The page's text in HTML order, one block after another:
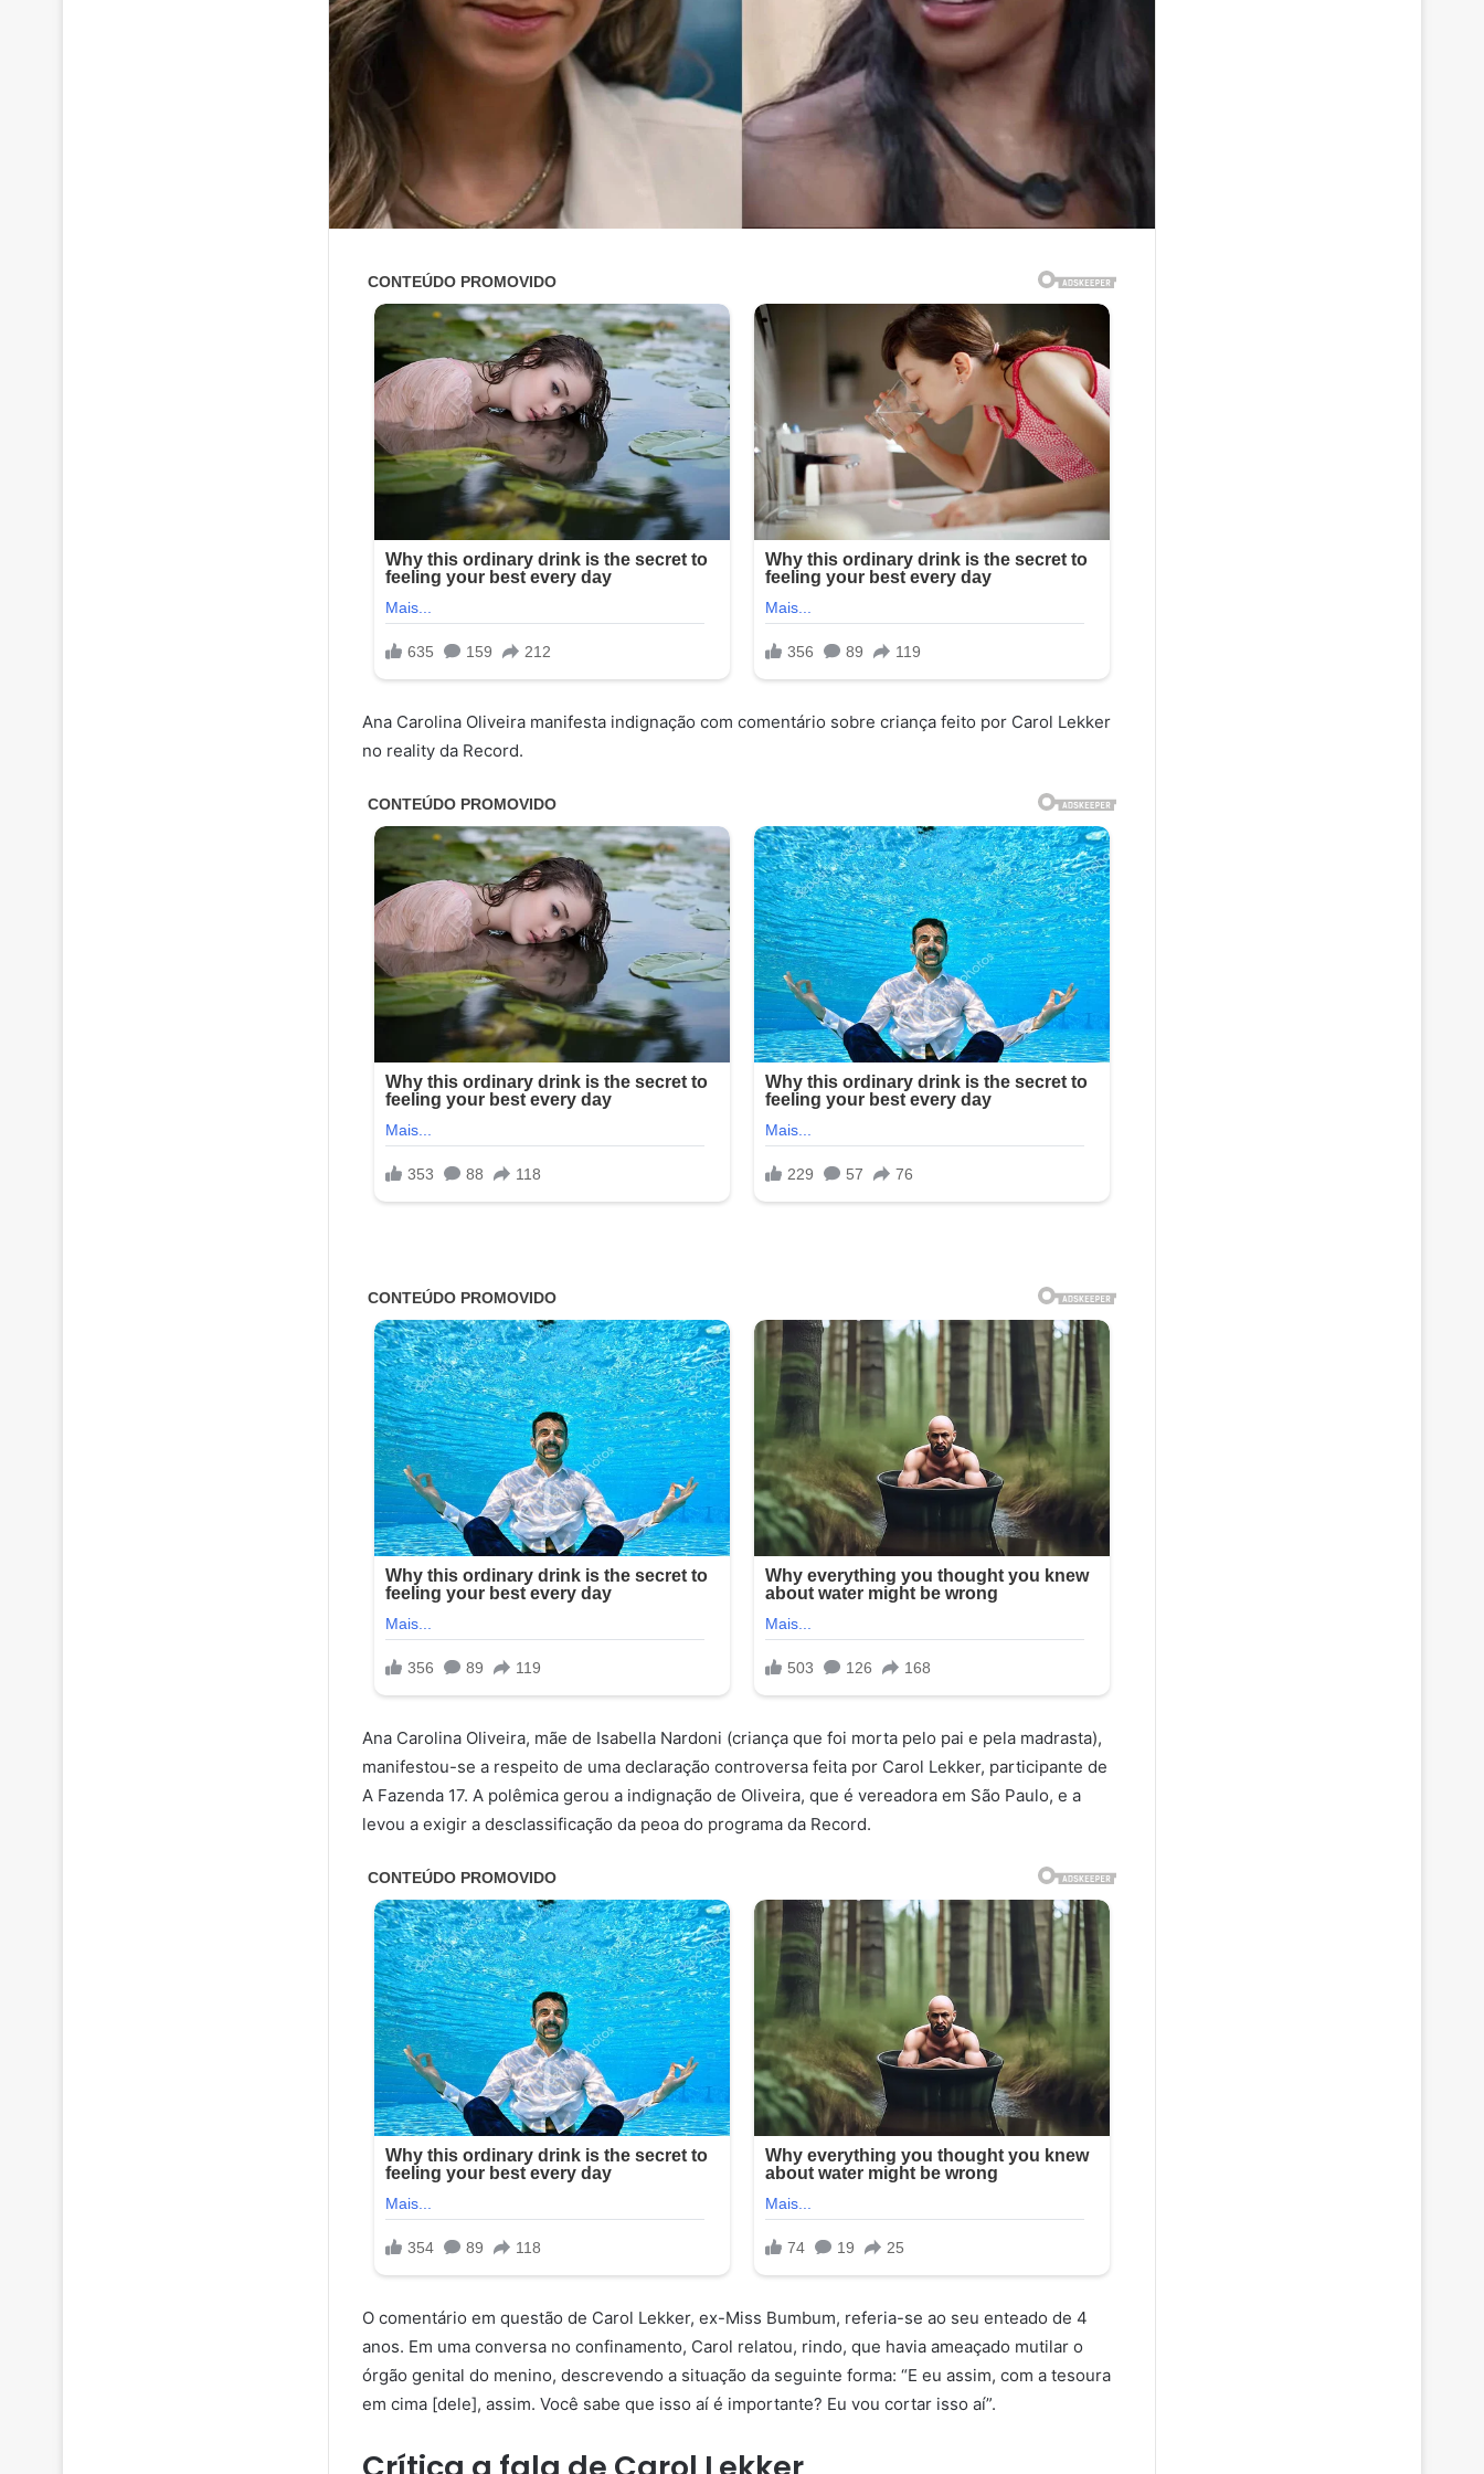
Ana Carolina Oliveira manifesta indignação com comentário sobre criança feito por Carol Lekker
no reality da Record.
Ana Carolina Oliveira, mãe de Isabella Nardoni (criança que foi morta pelo pai e pela madrasta),
manifestou-se a respeito de uma declaração controversa feita por Carol Lekker, participante de
A Fazenda 17. A polêmica gerou a indignação de Oliveira, que é vereadora em São Paulo, e a
levou a exigir a desclassificação da peoa do programa da Record.
O comentário em questão de Carol Lekker, ex-Miss Bumbum, referia-se ao seu enteado de 4
anos. Em uma conversa no confinamento, Carol relatou, rindo, que havia ameaçado mutilar o
órgão genital do menino, descrevendo a situação da seguinte forma: “E eu assim, com a tesoura
em cima [dele], assim. Você sabe que isso aí é importante? Eu vou cortar isso aí”.